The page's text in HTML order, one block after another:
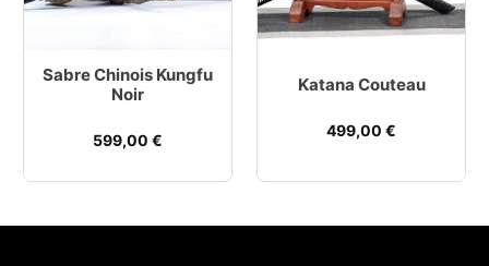
Sabre Chinois Kungfu
Noir
599,00 €
Katana Couteau
499,00 €